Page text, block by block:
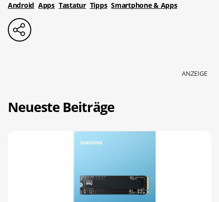
Android Apps Tastatur Tipps Smartphone & Apps
ANZEIGE
Neueste Beiträge